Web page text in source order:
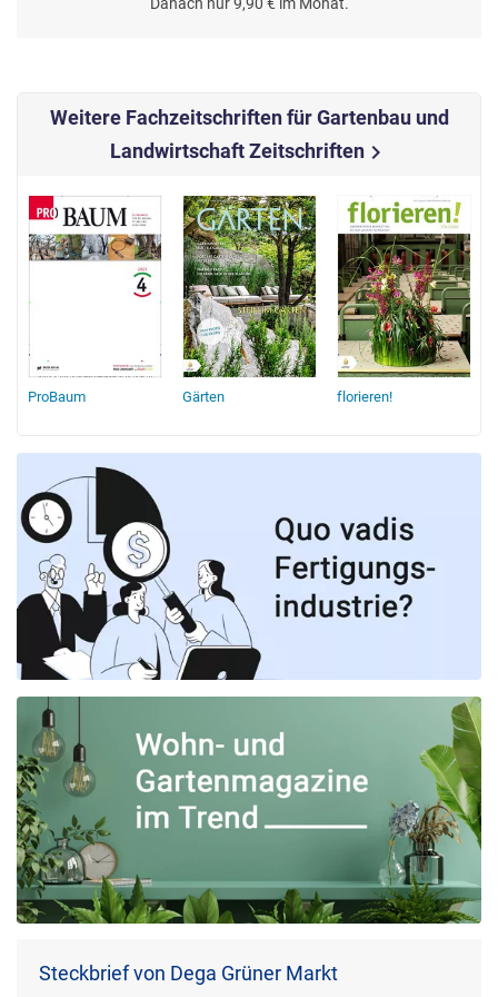
Weitere Fachzeitschriften für Gartenbau und
Landwirtschaft Zeitschriftenchevron_right
ProBaum Gärten florieren!
Steckbrief von Dega Grüner Markt